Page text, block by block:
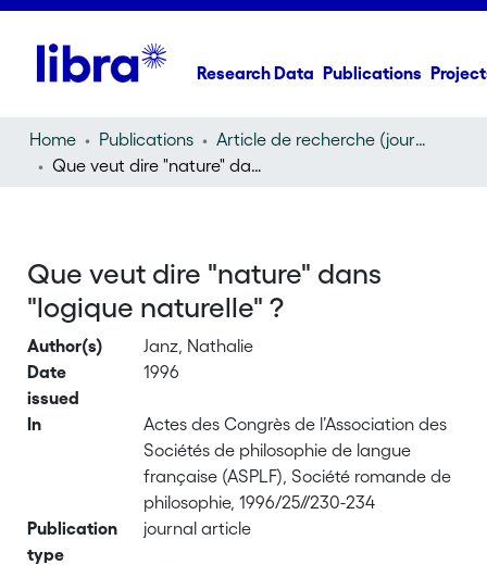
Research Data Publications
Home Publications
Article de recherche (journal article)
Que veut dire "nature" dans "logique naturelle" ?
Que veut dire "nature" dans
"logique naturelle" ?
Author(s)
Janz, Nathalie
Date
issued
1996
In
Actes des Congrès de l’Association des
Sociétés de philosophie de langue
française (ASPLF), Société romande de
philosophie, 1996/25//230-234
Publication
type
journal article